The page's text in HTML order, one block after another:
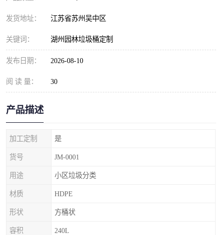
发货地址： 江苏省苏州吴中区
关键词： 湖州园林垃圾桶定制
发布日期： 2026-08-10
阅 读 量： 30
产品描述
加工定制 是
货号 JM-0001
用途 小区垃圾分类
材质 HDPE
形状 方桶状
容积 240L